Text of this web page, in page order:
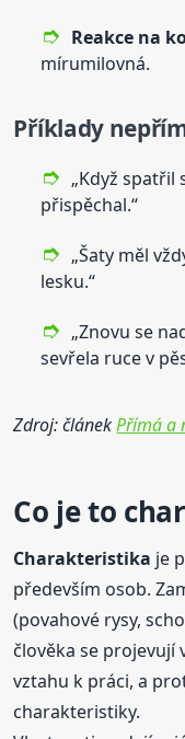
Reakce na
mírumilovná.
Příklady
„Když
přispěchal.“
„Šaty měl
lesku.“
„Znovu se
sevřela ruce v
Zdroj: článekPřímá a
Co je to
Charakteristika je
především osob.
(povahové rysy,
člověka se projevují
vztahu k práci, a
charakteristiky.